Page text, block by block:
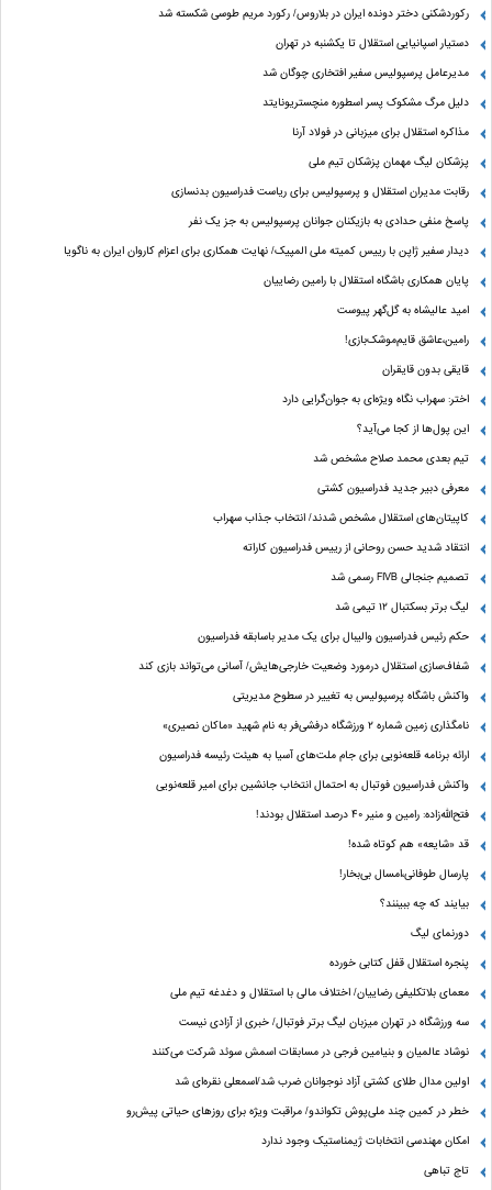
رکوردشکنی دختر دونده ایران در بلاروس/ رکورد مریم طوسی شکسته شد
دستیار اسپانیایی استقلال تا یکشنبه در تهران
مدیرعامل پرسپولیس سفیر افتخاری چوگان شد
دلیل مرگ مشکوک پسر اسطوره منچستریونایتد
مذاکره استقلال برای میزبانی در فولاد آرنا
پزشکان لیگ مهمان پزشکان تیم ملی
رقابت مدیران استقلال و پرسپولیس برای ریاست فدراسیون بدنسازی
پاسخ منفی حدادی به بازیکنان جوانان پرسپولیس به جز یک نفر
دیدار سفیر ژاپن با رییس کمیته ملی المپیک/ نهایت همکاری برای اعزام کاروان ایران به ناگویا
پایان همکاری باشگاه استقلال با رامین رضاییان
امید عالیشاه به گل‌گهر پیوست
رامین،عاشق قایم‌موشک‌بازی!
قایقی بدون قایقران
اختر: سهراب نگاه ویژه‌ای به جوان‌گرایی دارد
این پول‌ها از کجا می‌آید؟
تیم بعدی محمد صلاح مشخص شد
معرفی دبیر جدید فدراسیون کشتی
کاپیتان‌های استقلال مشخص شدند/ انتخاب جذاب سهراب
انتقاد شدید حسن روحانی از رییس فدراسیون کاراته
تصمیم جنجالی FIVB رسمی شد
لیگ برتر بسکتبال ۱۲ تیمی شد
حکم رئیس فدراسیون والیبال برای یک مدیر باسابقه فدراسیون
شفاف‌سازی استقلال درمورد وضعیت خارجی‌هایش/ آسانی می‌تواند بازی کند
واکنش باشگاه پرسپولیس به تغییر در سطوح مدیریتی
نامگذاری زمین شماره ۲ ورزشگاه درفشی‌فر به نام شهید «ماکان نصیری»
ارائه برنامه‌ قلعه‌نویی برای جام ملت‌های آسیا به هیئت رئیسه فدراسیون
واکنش فدراسیون فوتبال به احتمال انتخاب جانشین برای امیر قلعه‌نویی
فتح‌الله‌زاده: رامین و منیر 40 درصد استقلال بودند!
قد «شایعه» هم کوتاه شده!
پارسال طوفانی،امسال بی‌بخار!
بیایند که چه ببینند؟
دورنمای لیگ
پنجره‌ استقلال قفل کتابی خورده
معمای بلاتکلیفی رضاییان/ اختلاف مالی با استقلال و دغدغه تیم ملی
سه ورزشگاه در تهران میزبان لیگ برتر فوتبال/ خبری از آزادی نیست
نوشاد عالمیان و بنیامین فرجی در مسابقات اسمش سوئد شرکت می‌کنند
اولین مدال طلای کشتی آزاد نوجوانان ضرب شد/اسمعلی نقره‌ای شد
خطر در کمین چند ملی‌پوش تکواندو/ مراقبت ویژه برای روزهای حیاتی پیش‌رو
امکان مهندسی انتخابات ژیمناستیک وجود ندارد
تاج تباهی